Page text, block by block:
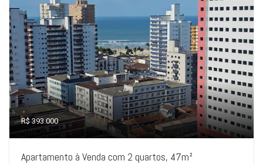
R$ 393.000
Apartamento à Venda com 2 quartos, 47m²